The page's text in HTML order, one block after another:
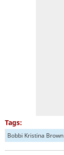
Tags:
Bobbi Kristina Brown